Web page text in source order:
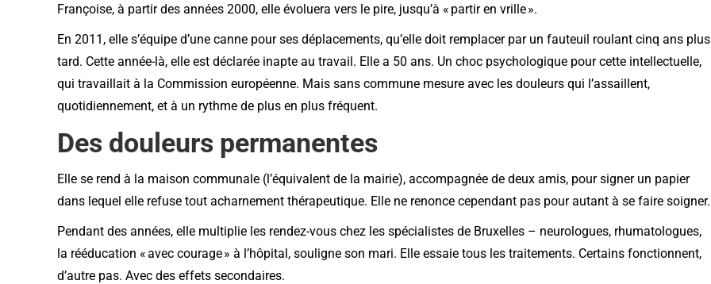
Françoise, à partir des années 2000, elle évoluera vers le pire, jusqu’à « partir en vrille ».
En 2011, elle s’équipe d’une canne pour ses déplacements, qu’elle doit remplacer par un fauteuil roulant cinq ans plus
tard. Cette année-là, elle est déclarée inapte au travail. Elle a 50 ans. Un choc psychologique pour cette intellectuelle,
qui travaillait à la Commission européenne. Mais sans commune mesure avec les douleurs qui l’assaillent,
quotidiennement, et à un rythme de plus en plus fréquent.
Des douleurs permanentes
Elle se rend à la maison communale (l’équivalent de la mairie), accompagnée de deux amis, pour signer un papier
dans lequel elle refuse tout acharnement thérapeutique. Elle ne renonce cependant pas pour autant à se faire soigner.
Pendant des années, elle multiplie les rendez-vous chez les spécialistes de Bruxelles – neurologues, rhumatologues,
la rééducation « avec courage » à l’hôpital, souligne son mari. Elle essaie tous les traitements. Certains fonctionnent,
d’autre pas. Avec des effets secondaires.